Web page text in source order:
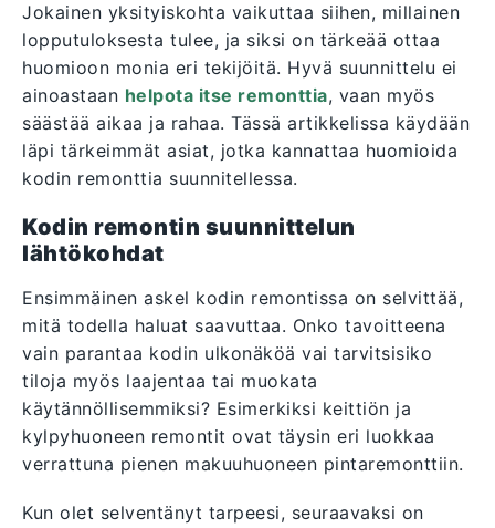
Jokainen yksityiskohta vaikuttaa siihen, millainen
lopputuloksesta tulee, ja siksi on tärkeää ottaa
huomioon monia eri tekijöitä. Hyvä suunnittelu ei
ainoastaan helpota itse remonttia, vaan myös
säästää aikaa ja rahaa. Tässä artikkelissa käydään
läpi tärkeimmät asiat, jotka kannattaa huomioida
kodin remonttia suunnitellessa.
Kodin remontin suunnittelun
lähtökohdat
Ensimmäinen askel kodin remontissa on selvittää,
mitä todella haluat saavuttaa. Onko tavoitteena
vain parantaa kodin ulkonäköä vai tarvitsisiko
tiloja myös laajentaa tai muokata
käytännöllisemmiksi? Esimerkiksi keittiön ja
kylpyhuoneen remontit ovat täysin eri luokkaa
verrattuna pienen makuuhuoneen pintaremonttiin.
Kun olet selventänyt tarpeesi, seuraavaksi on